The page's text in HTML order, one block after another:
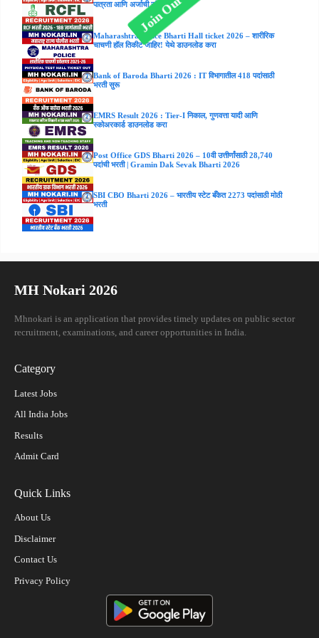
पात्रता आणि अर्जाची संपूर्ण माहिती.
Maharashtra Police Bharti Hall ticket 2026 – शारीरिक
चाचणी हॉल तिकीट जाहिर! येथे डाउनलोड करा
Bank of Baroda Bharti 2026 : IT विभागातील 418 पदांसाठी
भरती सुरू
EMRS Result 2026 : Tier-I निकाल, गुणवत्ता यादी आणि
स्कोअरकार्ड डाउनलोड करा
Post Office GDS Bharti 2026 – 10वी उत्तीर्णांसाठी 28,740
पदांची भरती | Gramin Dak Sevak Bharti 2026
SBI CBO Bharti 2026 – भारतीय स्टेट बँकेत 2273 पदांसाठी मोठी
भरती
MH Nokari 2026
Mhnokari is an application that provides timely updates on public sector
recruitment, examinations, and career opportunities in India.
Category
Latest Jobs
All India Jobs
Results
Admit Card
Quick Links
About Us
Disclaimer
Contact Us
Privacy Policy